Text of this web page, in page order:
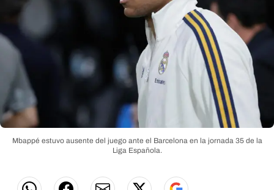
Mbappé estuvo ausente del juego ante el Barcelona en la jornada 35 de la
Liga Española.